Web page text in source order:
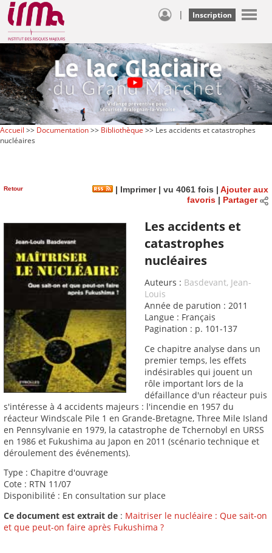
| Inscription
Accueil >> Documentation>> Bibliothèque >> Les accidents et catastrophes
nucléaires
Retour | Imprimer| vu 4061 fois | Ajouter aux
favoris| Partager
Les accidents et
catastrophes
nucléaires
Auteurs : Basdevant, Jean-
Louis
Année de parution : 2011
Langue : Français
Pagination : p. 101-137
Ce chapitre analyse dans un
premier temps, les effets
indésirables qui jouent un
rôle important lors de la
défaillance d'un réacteur puis
s'intéresse à 4 accidents majeurs : l'incendie en 1957 du
réacteur Windscale Pile 1 en Grande-Bretagne, Three Mile Island
en Pennsylvanie en 1979, la catastrophe de Tchernobyl en URSS
en 1986 et Fukushima au Japon en 2011 (scénario technique et
déroulement des événements).
Type : Chapitre d'ouvrage
Cote : RTN 11/07
Disponibilité : En consultation sur place
Ce document est extrait de : Maitriser le nucléaire : Que sait-on
et que peut-on faire après Fukushima ?